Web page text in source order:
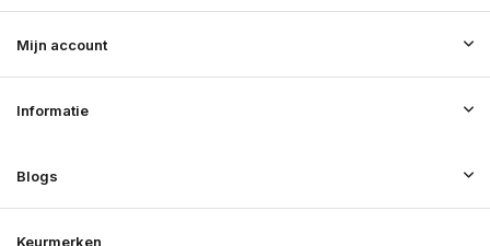
Mijn account
Informatie
Blogs
Keurmerken